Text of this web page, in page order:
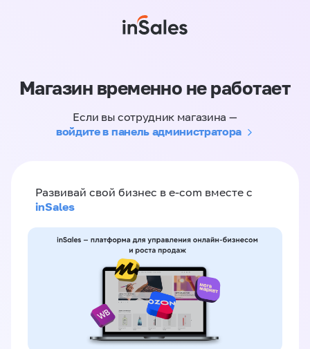
Магазин временно не работает
Если вы сотрудник магазина —
войдите в панель администратора
Развивай свой бизнес в e-com вместе с
inSales